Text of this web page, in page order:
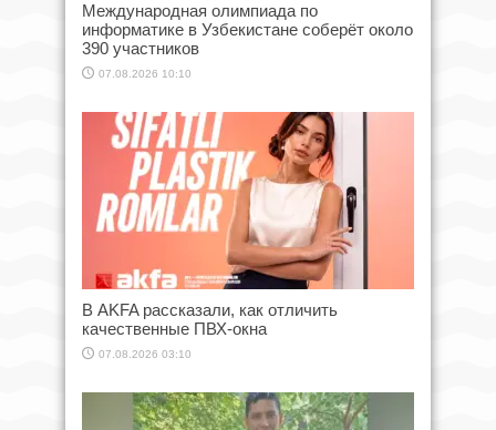
Международная олимпиада по
информатике в Узбекистане соберёт около
390 участников
07.08.2026 10:10
В AKFA рассказали, как отличить
качественные ПВХ-окна
07.08.2026 03:10